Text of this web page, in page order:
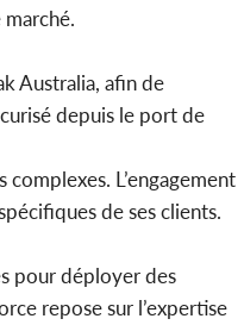
Australia, afin de
depuis le port de
L’engagement
de ses clients.
pour déployer des
repose sur l’expertise